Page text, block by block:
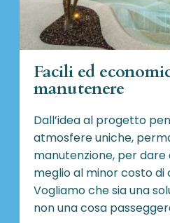
Facili ed
manutenere
Dall’idea al progetto
atmosfere uniche,
manutenzione, per dare
meglio al minor costo di
Vogliamo che sia una
non una cosa